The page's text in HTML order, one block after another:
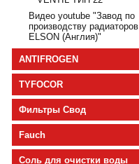
Видео youtube "Завод по
производству радиаторов
ELSON (Англия)"
ANTIFROGEN
TYFOCOR
Фильтры Свод
Fauch
Соль для очистки воды